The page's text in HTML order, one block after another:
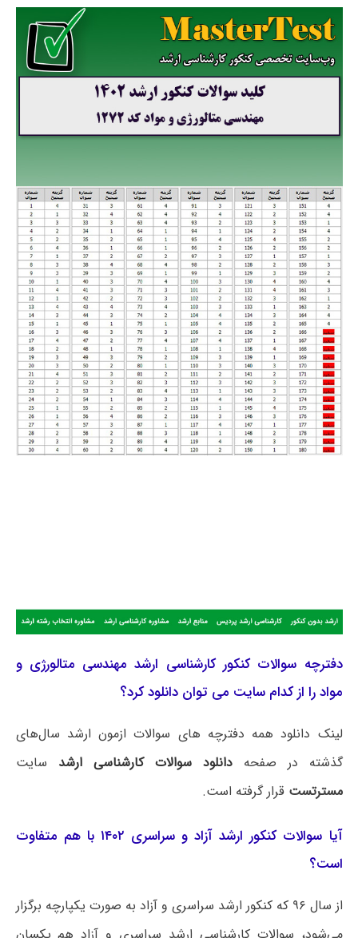
دفترچه سوالات کنکور کارشناسی ارشد مهندسی متالورژی و
مواد را از کدام سایت می توان دانلود کرد؟
لینک دانلود همه دفترچه های سوالات ازمون ارشد سال‌های
گذشته در صفحه
دانلود سوالات کارشناسی ارشد
سایت
مسترتست قرار گرفته است.
آیا سوالات کنکور ارشد آزاد و سراسری ۱۴۰۲ با هم متفاوت
است؟
از سال ۹۶ که کنکور ارشد سراسری و آزاد به صورت یکپارچه برگزار